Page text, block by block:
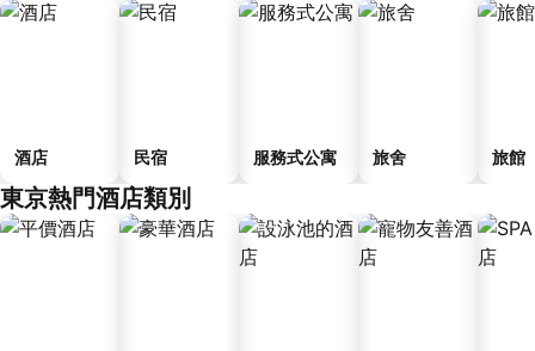
酒店 民宿 服務式公寓 旅舍 旅館
東京熱門酒店類別